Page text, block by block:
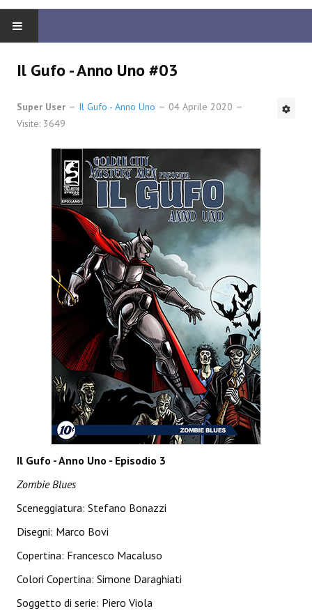
News
Prossimamente
Spazio Cagliostro@Lucca 2014
Spazio Cagliostro@Lucca 2015
Spazio Cagliostro@Lucca 2016
Spazio Cagliostro@Lucca 2017
Casa Cagliostro@Lucca2018
#baseLUna@Lucca 2019
PUBBLICAZIONI
Fumetti
DownLoad
Bonsai
I Classici del Fumetto Indipendente
Il Gufo - Anno Uno #03
Super User Il Gufo - Anno Uno
04 Aprile 2020
Visite: 3649
Il Gufo - Anno Uno - Episodio 3
Zombie Blues
Sceneggiatura: Stefano Bonazzi
Disegni: Marco Bovi
Copertina: Francesco Macaluso
Colori Copertina: Simone Daraghiati
Soggetto di serie: Piero Viola